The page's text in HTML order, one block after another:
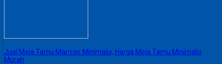
Jual Meja Tamu Marmer Minimalis, Harga Meja Tamu Minimalis
Murah